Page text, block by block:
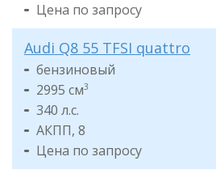
Цена по запросу
Audi Q8 55 TFSI quattro
бензиновый
2995 см3
340 л.с.
АКПП, 8
Цена по запросу